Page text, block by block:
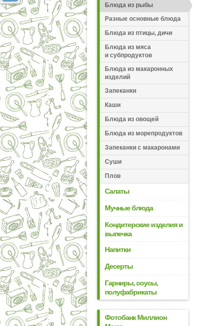
Блюда из рыбы
Разные основные блюда
Блюда из птицы, дичи
Блюда из мяса
и субпродуктов
Блюда из макаронных
изделий
Запеканки
Каши
Блюда из овощей
Блюда из морепродуктов
Запеканки с макаронами
Суши
Плов
Салаты
Мучные блюда
Кондитерские изделия и
выпечка
Напитки
Десерты
Гарниры, соусы,
полуфабрикаты
Фотобанк Миллион